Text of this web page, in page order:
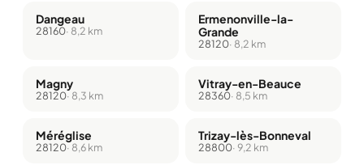
Dangeau
28160· 8,2 km
Ermenonville-la-
Grande
28120· 8,2 km
Magny
28120· 8,3 km
Vitray-en-Beauce
28360· 8,5 km
Méréglise
28120· 8,6 km
Trizay-lès-Bonneval
28800· 9,2 km